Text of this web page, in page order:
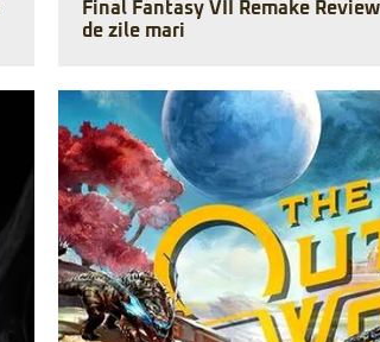
Final Fantasy VII Remake
de zile mari